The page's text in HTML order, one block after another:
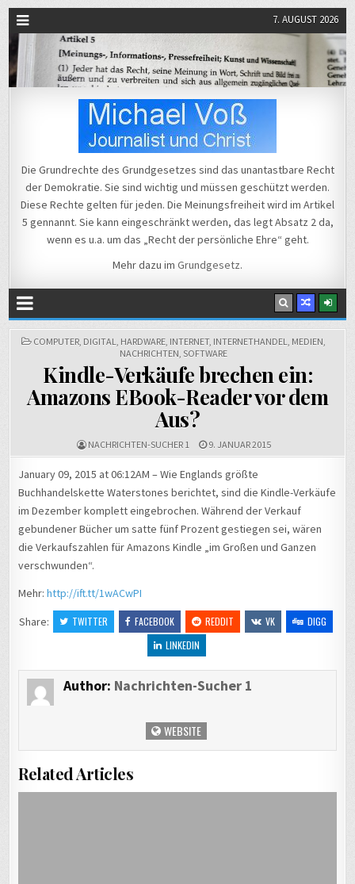
7. AUGUST 2026
Michael Voß
Die Grundrechte des Grundgesetzes sind das unantastbare Recht
der Demokratie. Sie sind wichtig und müssen geschützt werden.
Diese Rechte gelten für jeden. Die Meinungsfreiheit wird im Artikel
5 gennannt. Sie kann eingeschränkt werden, das legt Absatz 2 da,
wenn es u.a. um das „Recht der persönliche Ehre“ geht.
Mehr dazu im Grundgesetz.
POSTED
COMPUTER, DIGITAL, HARDWARE, INTERNET, INTERNETHANDEL, MEDIEN,
NACHRICHTEN, SOFTWARE
Kindle-Verkäufe brechen ein:
Amazons EBook-Reader vor dem
Aus?
NACHRICHTEN-SUCHER 1 9. JANUAR 2015
January 09, 2015 at 06:12AM – Wie Englands größte
Buchhandelskette Waterstones berichtet, sind die Kindle-Verkäufe
im Dezember komplett eingebrochen. Während der Verkauf
gebundener Bücher um satte fünf Prozent gestiegen sei, wären
die Verkaufszahlen für Amazons Kindle „im Großen und Ganzen
verschwunden“.
Mehr:http://ift.tt/1wACwPI
Share:
TWITTER FACEBOOK REDDIT VK
DIGG
LINKEDIN
Author: Nachrichten-Sucher 1
WEBSITE
Related Articles